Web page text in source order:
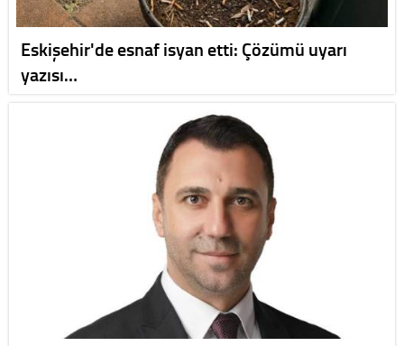
Eskişehir'de esnaf isyan etti: Çözümü uyarı
yazısı…